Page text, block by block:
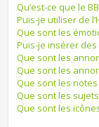
Qu’est-ce que le
Puis-je utiliser de
Que sont les
Puis-je insérer des
Que sont les
Que sont les
Que sont les notes
Que sont les
Que sont les